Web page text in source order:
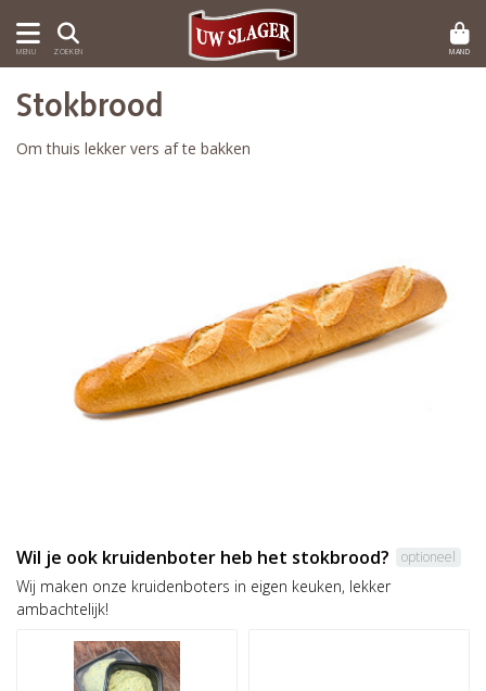
MENU ZOEKEN MAND
Stokbrood
Om thuis lekker vers af te bakken
Wil je ook kruidenboter heb het stokbrood? optioneel
Wij maken onze kruidenboters in eigen keuken, lekker
ambachtelijk!